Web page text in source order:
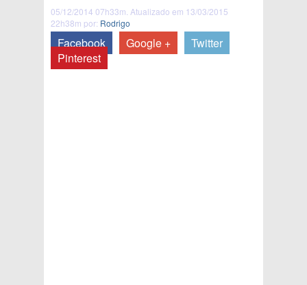
05/12/2014 07h33m. Atualizado em 13/03/2015
22h38m por: Rodrigo
Facebook Google +
Twitter
Pinterest